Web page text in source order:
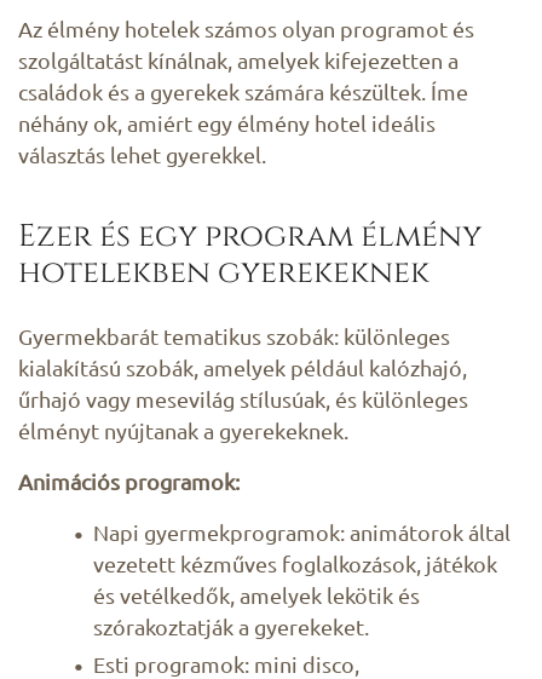
Az élmény hotelek számos olyan programot és
szolgáltatást kínálnak, amelyek kifejezetten a
családok és a gyerekek számára készültek. Íme
néhány ok, amiért egy élmény hotel ideális
választás lehet gyerekkel.
Ezer és egy program élmény
hotelekben gyerekeknek
Gyermekbarát tematikus szobák: különleges
kialakítású szobák, amelyek például kalózhajó,
űrhajó vagy mesevilág stílusúak, és különleges
élményt nyújtanak a gyerekeknek.
Animációs programok:
Napi gyermekprogramok: animátorok által
vezetett kézműves foglalkozások, játékok
és vetélkedők, amelyek lekötik és
szórakoztatják a gyerekeket.
Esti programok: mini disco,